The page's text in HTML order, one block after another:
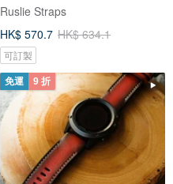
Ruslie Straps
HK$ 570.7 HK$ 634.1
可訂製
免運 9 折